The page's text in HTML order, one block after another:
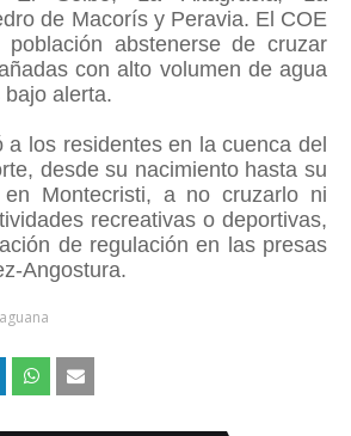
de Macorís y Peravia. El COE
abstenerse de cruzar
con alto volumen de agua
alerta.
a los residentes en la cuenca del
desde su nacimiento hasta su
en Montecristi, a no cruzarlo ni
recreativas o deportivas,
de regulación en las presas
Angostura.